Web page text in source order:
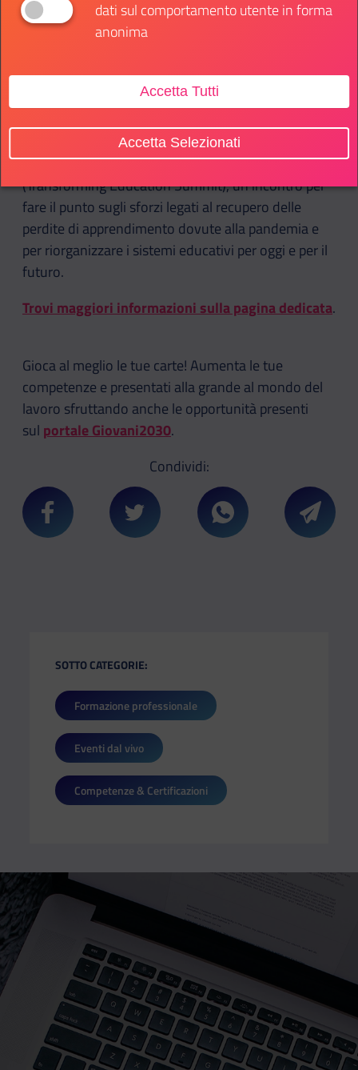
Un grande incontro per discutere insieme
sull’impatto delle crisi attuali su ragazze e ragazzi e
adattarsi alle esigenze di un mondo in rapidissima
Per partecipare iscriviti qui.
Il prossimo 19 settembre sarà la volta del TES
(Transforming Education Summit), un incontro per
fare il punto sugli sforzi legati al recupero delle
perdite di apprendimento dovute alla pandemia e
per riorganizzare i sistemi educativi per oggi e per il
futuro.
Trovi maggiori informazioni sulla pagina dedicata.
Gioca al meglio le tue carte! Aumenta le tue
competenze e presentati alla grande al mondo del
lavoro sfruttando anche le opportunità presenti
sul portale Giovani2030.
Condividi:
Condividi su FacebookCondividi su TwitterCondividi su
SOTTO CATEGORIE:
Formazione professionale
Eventi dal vivo
Competenze & Certificazioni
dati sul comportamento utente in forma
anonima
Accetta Tutti
Accetta Selezionati